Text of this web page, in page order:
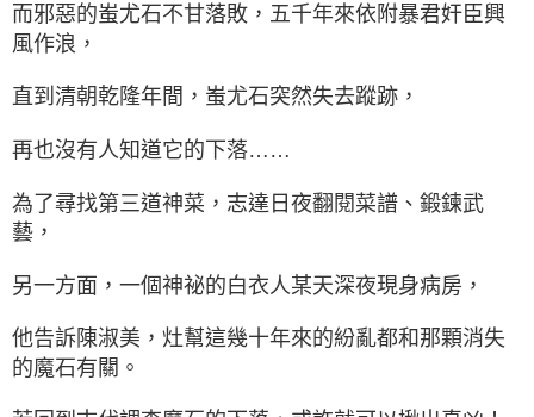
而邪惡的蚩尤石不甘落敗，五千年來依附暴君奸臣興
風作浪，
直到清朝乾隆年間，蚩尤石突然失去蹤跡，
再也沒有人知道它的下落……
為了尋找第三道神菜，志達日夜翻閱菜譜、鍛鍊武
藝，
另一方面，一個神祕的白衣人某天深夜現身病房，
他告訴陳淑美，灶幫這幾十年來的紛亂都和那顆消失
的魔石有關。